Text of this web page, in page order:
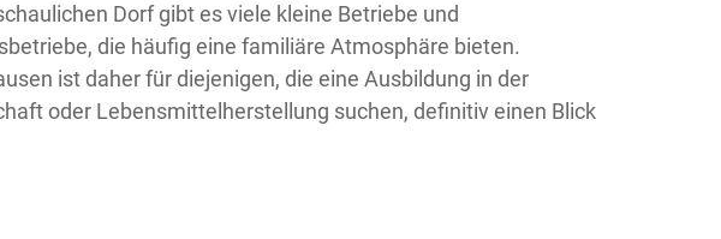
Dorf gibt es viele kleine Betriebe und
die häufig eine familiäre Atmosphäre bieten.
ist daher für diejenigen, die eine Ausbildung in der
oder Lebensmittelherstellung suchen, definitiv einen Blick